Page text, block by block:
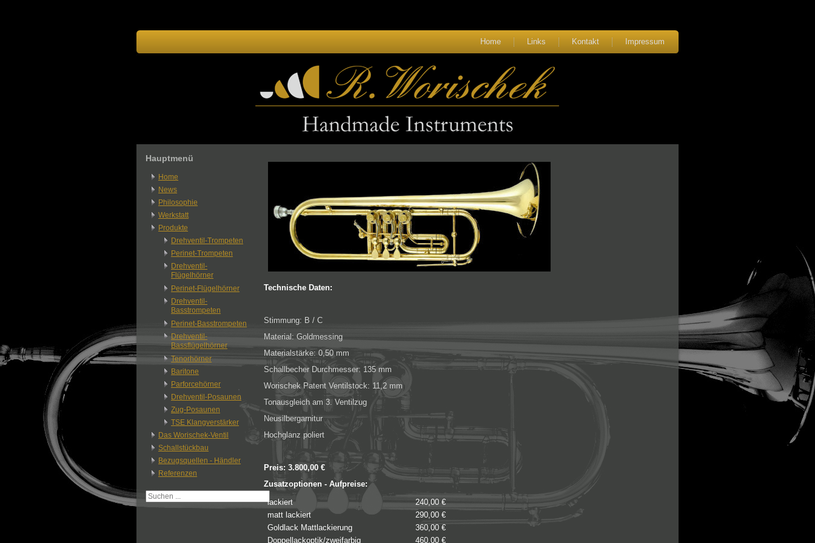
Home Links Kontakt Impressum
Hauptmenü
Home
News
Philosophie
Werkstatt
Produkte
Drehventil-Trompeten
Perinet-Trompeten
Drehventil-
Flügelhörner
Perinet-Flügelhörner
Drehventil-
Basstrompeten
Perinet-Basstrompeten
Drehventil-
Bassflügelhörner
Tenorhörner
Baritone
Parforcehörner
Drehventil-Posaunen
Zug-Posaunen
TSE Klangverstärker
Das Worischek-Ventil
Schallstückbau
Bezugsquellen - Händler
Referenzen
Technische Daten:
Stimmung: B / C
Material: Goldmessing
Materialstärke: 0,50 mm
Schallbecher Durchmesser: 135 mm
Worischek Patent Ventilstock: 11,2 mm
Tonausgleich am 3. Ventilzug
Neusilbergarnitur
Hochglanz poliert
Preis: 3.800,00 €
Zusatzoptionen - Aufpreise:
lackiert
240,00 €
matt lackiert
290,00 €
Goldlack Mattlackierung
360,00 €
Doppellackoptik/zweifarbig
460,00 €